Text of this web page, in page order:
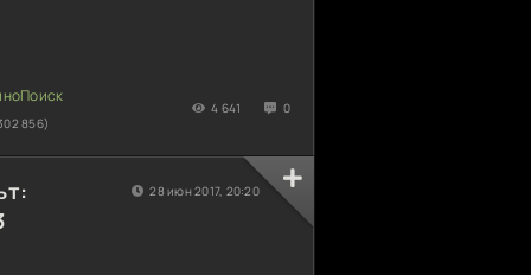
856)
4 641 0
28 июн 2017, 20:20